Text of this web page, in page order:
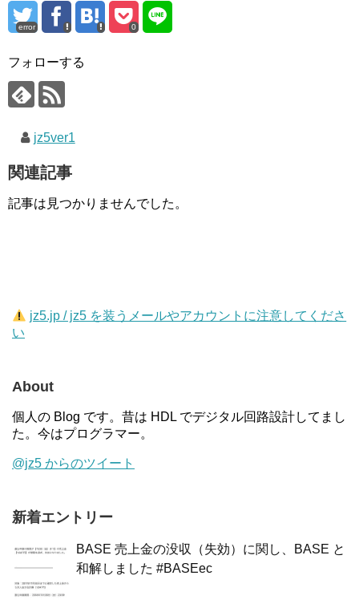
error 0
フォローする
jz5ver1
関連記事
記事は見つかりませんでした。
jz5.jp / jz5 を装うメールやアカウントに注意してくださ
い
About
個人の Blog です。昔は HDL でデジタル回路設計してまし
た。今はプログラマー。
@jz5 からのツイート
新着エントリー
BASE 売上金の没収（失効）に関し、BASE と
和解しました #BASEec